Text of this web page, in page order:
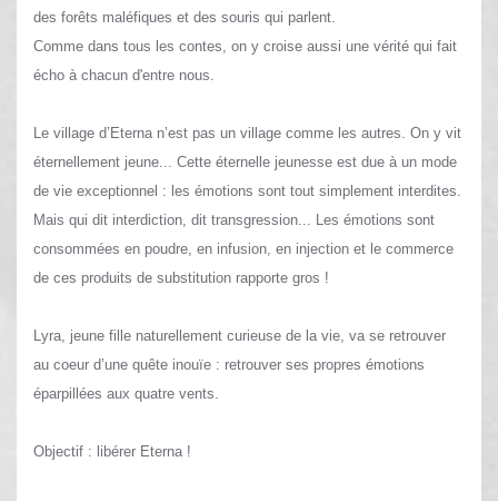
des forêts maléfiques et des souris qui parlent.
Comme dans tous les contes, on y croise aussi une vérité qui fait
écho à chacun d'entre nous.
Le village d’Eterna n’est pas un village comme les autres. On y vit
éternellement jeune... Cette éternelle jeunesse est due à un mode
de vie exceptionnel : les émotions sont tout simplement interdites.
Mais qui dit interdiction, dit transgression... Les émotions sont
consommées en poudre, en infusion, en injection et le commerce
de ces produits de substitution rapporte gros !
Lyra, jeune fille naturellement curieuse de la vie, va se retrouver
au coeur d’une quête inouïe : retrouver ses propres émotions
éparpillées aux quatre vents.
Objectif : libérer Eterna !